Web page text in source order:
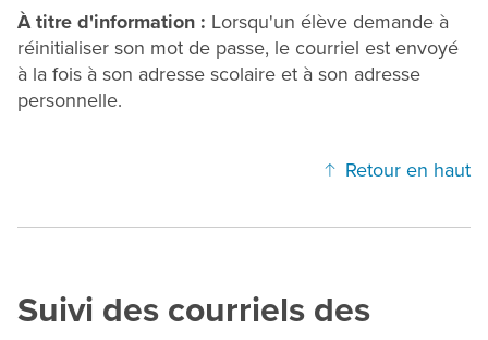
À titre d'information : Lorsqu'un élève demande à
réinitialiser son mot de passe, le courriel est envoyé
à la fois à son adresse scolaire et à son adresse
personnelle.
Retour en haut
Suivi des courriels des